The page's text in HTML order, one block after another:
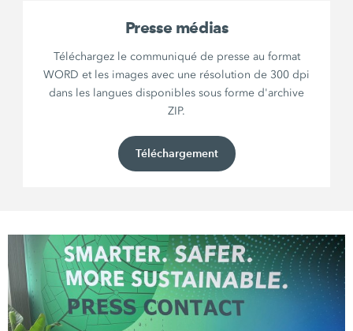
Presse médias
Téléchargez le communiqué de presse au format
WORD et les images avec une résolution de 300 dpi
dans les langues disponibles sous forme d'archive
ZIP.
Téléchargement